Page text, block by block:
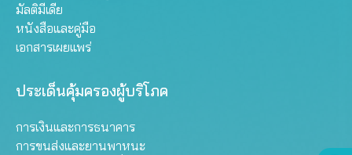
มัลติมีเดีย
หนังสือและคู่มือ
เอกสารเผยแพร่
ประเด็นคุ้มครองผู้บริโภค
การเงินและการธนาคาร
การขนส่งและยานพาหนะ